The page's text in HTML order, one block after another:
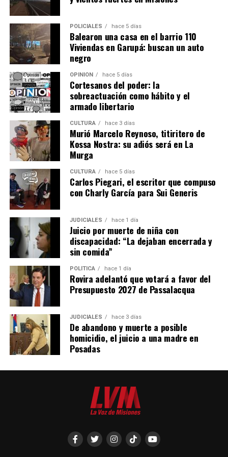
“Necesitamos y tenemos el derecho de conocer las
acciones concretas, los avances, retrocesos y
dificultades reales para continuar mejorando y evaluar
la efectividad de lo realizado con información científica
de calidad”, manifestaron.
Finalmente, remarcaron que contar con datos públicos
y verificables permitirá analizar si las medidas
implementadas favorecen la convivencia entre
yaguaretés, pumas y productores ganaderos en toda la
provincia.“La convivencia es el camino”, concluyeron.
POLICIALES hace 5 días
Balearon una casa en el barrio 110
Viviendas en Garupá: buscan un auto
negro
OPINIÓN hace 5 días
Cortesanos del poder: la
sobreactuación como hábito y el
armado libertario
CULTURA hace 3 días
Murió Marcelo Reynoso, titiritero de
Kossa Nostra: su adiós será en La
Murga
CULTURA hace 5 días
Carlos Piegari, el escritor que compuso
con Charly García para Sui Generis
JUDICIALES hace 1 día
Juicio por muerte de niña con
discapacidad: “La dejaban encerrada y
sin comida”
POLÍTICA hace 1 día
Rovira adelantó que votará a favor del
Presupuesto 2027 de Passalacqua
JUDICIALES hace 3 días
De abandono y muerte a posible
homicidio, el juicio a una madre en
Posadas